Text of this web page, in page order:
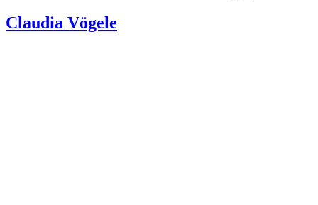
Claudia Vögele